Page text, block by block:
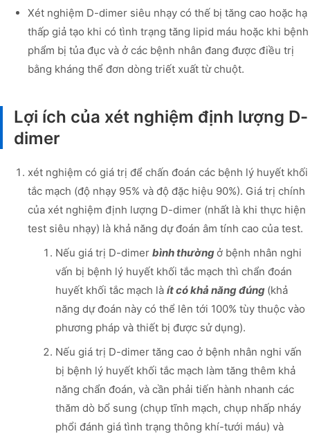
Xét nghiệm D-dimer siêu nhạy có thế bị tăng cao hoặc hạ
thấp giả tạo khi có tình trạng tăng lipid máu hoặc khi bệnh
phẩm bị tủa đục và ở các bệnh nhân đang được điều trị
bằng kháng thể đơn dòng triết xuất từ chuột.
Lợi ích của xét nghiệm định lượng D-
dimer
xét nghiệm có giá trị để chấn đoán các bệnh lý huyết khối
tắc mạch (độ nhạy 95% và độ đặc hiệu 90%). Giá trị chính
của xét nghiệm định lượng D-dimer (nhất là khi thực hiện
test siêu nhạy) là khả năng dự đoán âm tính cao của test.
Nếu giá trị D-dimer bình thườngở bệnh nhân nghi
vấn bị bệnh lý huyết khối tắc mạch thì chẩn đoán
huyết khối tắc mạch là ít có khả năng đúng (khả
năng dự đoán này có thể lên tới 100% tùy thuộc vào
phương pháp và thiết bị được sử dụng).
Nếu giá trị D-dimer tăng cao ở bệnh nhân nghi vấn
bị bệnh lý huyết khối tắc mạch làm tăng thêm khả
năng chẩn đoán, và cần phải tiến hành nhanh các
thăm dò bổ sung (chụp tĩnh mạch, chụp nhấp nháy
phổi đánh giá tình trạng thông khí-tưới máu) và